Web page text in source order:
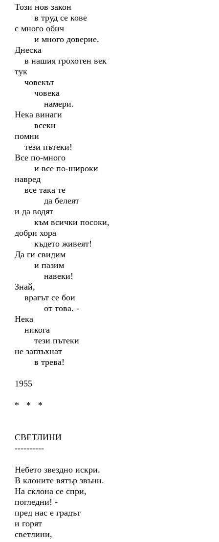
Този нов закон
в труд се кове
с много обич
и много доверие.
Днеска
в нашия грохотен век
тук
човекът
човека
намери.
Нека винаги
всеки
помни
тези пътеки!
Все по-много
и все по-широки
навред
все така те
да белеят
и да водят
към всички посоки,
добри хора
където живеят!
Да ги свидим
и пазим
навеки!
Знай,
врагът се бои
от това. -
Нека
никога
тези пътеки
не заглъхнат
в трева!
1955
* * *
СВЕТЛИНИ
----------
Небето звездно искри.
В клоните вятър звъни.
На склона се спри,
погледни! -
пред нас е градът
и горят
светлини,